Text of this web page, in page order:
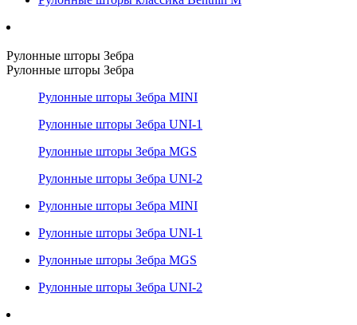
Рулонные шторы Зебра
Рулонные шторы Зебра
Рулонные шторы Зебра MINI
Рулонные шторы Зебра UNI-1
Рулонные шторы Зебра MGS
Рулонные шторы Зебра UNI-2
Рулонные шторы Зебра MINI
Рулонные шторы Зебра UNI-1
Рулонные шторы Зебра MGS
Рулонные шторы Зебра UNI-2